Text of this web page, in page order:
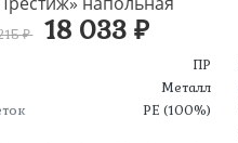
₽ 18 033 ₽
ПР
Металл
PE (100%)